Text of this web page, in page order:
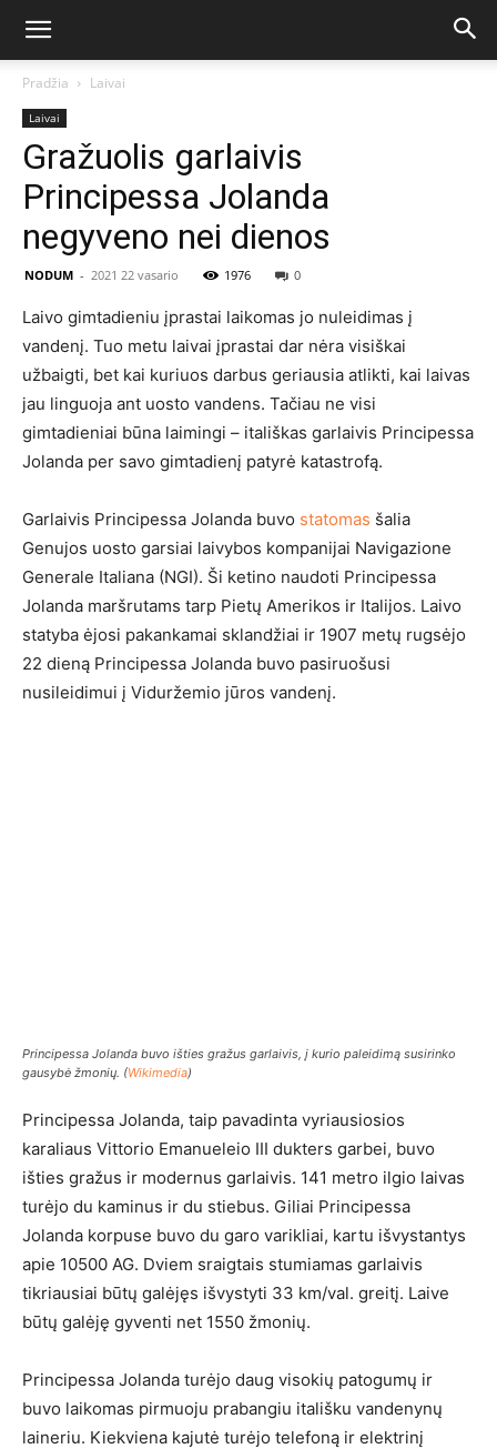
Pradžia Laivai
Laivai
Gražuolis garlaivis
Principessa Jolanda
negyveno nei dienos
NODUM - 2021 22 vasario 1976 0
Laivo gimtadieniu įprastai laikomas jo nuleidimas į
vandenį. Tuo metu laivai įprastai dar nėra visiškai
užbaigti, bet kai kuriuos darbus geriausia atlikti, kai laivas
jau linguoja ant uosto vandens. Tačiau ne visi
gimtadieniai būna laimingi – itališkas garlaivis Principessa
Jolanda per savo gimtadienį patyrė katastrofą.
Garlaivis Principessa Jolanda buvo statomas šalia
Genujos uosto garsiai laivybos kompanijai Navigazione
Generale Italiana (NGI). Ši ketino naudoti Principessa
Jolanda maršrutams tarp Pietų Amerikos ir Italijos. Laivo
statyba ėjosi pakankamai sklandžiai ir 1907 metų rugsėjo
22 dieną Principessa Jolanda buvo pasiruošusi
nusileidimui į Viduržemio jūros vandenį.
Principessa Jolanda buvo išties gražus garlaivis, į kurio paleidimą susirinko
gausybė žmonių. (Wikimedia)
Principessa Jolanda, taip pavadinta vyriausiosios
karaliaus Vittorio Emanueleio III dukters garbei, buvo
išties gražus ir modernus garlaivis. 141 metro ilgio laivas
turėjo du kaminus ir du stiebus. Giliai Principessa
Jolanda korpuse buvo du garo varikliai, kartu išvystantys
apie 10500 AG. Dviem sraigtais stumiamas garlaivis
tikriausiai būtų galėjęs išvystyti 33 km/val. greitį. Laive
būtų galėję gyventi net 1550 žmonių.
Principessa Jolanda turėjo daug visokių patogumų ir
buvo laikomas pirmuoju prabangiu itališku vandenynų
laineriu. Kiekviena kajutė turėjo telefoną ir elektrinį